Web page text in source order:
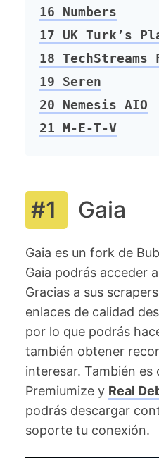
16 Numbers
17 UK Turk’s
18 TechStreams
19 Seren
20 Nemesis AIO
21 M-E-T-V
Gaia
Gaia es un fork de
Gaia podrás acceder
Gracias a sus
enlaces de calidad
por lo que podrás
también obtener
interesar. También
Premiumize y Real
podrás descargar
soporte tu conexión.